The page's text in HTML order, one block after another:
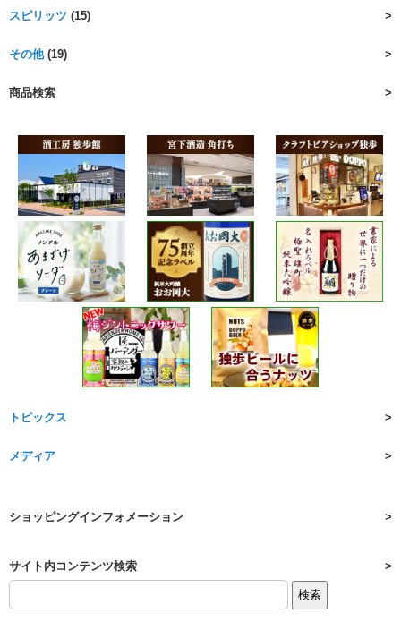
スピリッツ (15)
その他(19)
商品検索
トピックス
メディア
ショッピングインフォメーション
サイト内コンテンツ検索